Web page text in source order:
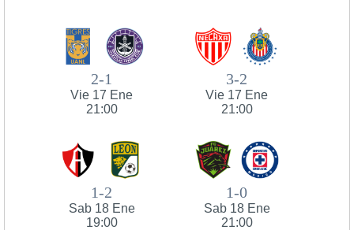
2-1
Vie 17 Ene
21:00
3-2
Vie 17 Ene
21:00
1-2
Sab 18 Ene
19:00
1-0
Sab 18 Ene
21:00